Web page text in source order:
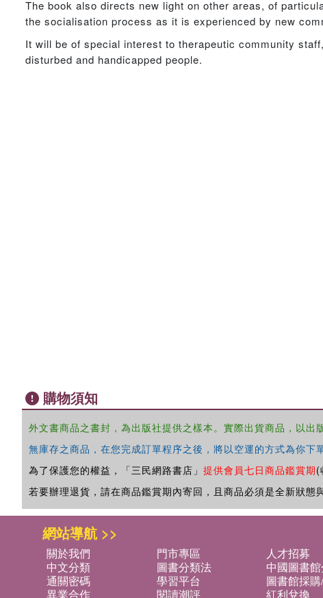
The book also directs new light on other areas, of
the socialisation process as it is experienced by new
It will be of special interest to therapeutic community
disturbed and handicapped people.
購物須知
外文書商品之書封，為出版社提供之樣本。實際出貨商品，以出
無庫存之商品，在您完成訂單程序之後，將以空運的方式為你
為了保護您的權益，「三民網路書店」 提供會員七日商品鑑賞期(
若要辦理退貨，請在商品鑑賞期內寄回，且商品必須是全新狀態
網站導航 >>
關於我們 門市專區 人才招募
中文分類
圖書分類法 中國圖書
通關密碼
學習平台 圖書館採購
異業合作
閱讀潮評 紅利兌換